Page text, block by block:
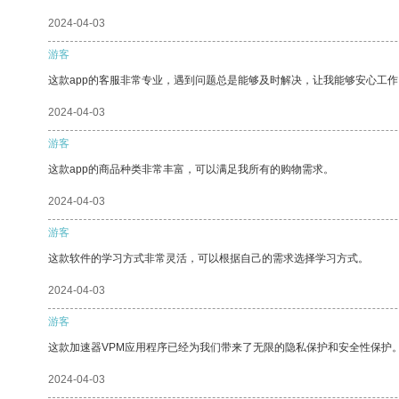
2024-04-03
游客
这款app的客服非常专业，遇到问题总是能够及时解决，让我能够安心工
2024-04-03
游客
这款app的商品种类非常丰富，可以满足我所有的购物需求。
2024-04-03
游客
这款软件的学习方式非常灵活，可以根据自己的需求选择学习方式。
2024-04-03
游客
这款加速器VPM应用程序已经为我们带来了无限的隐私保护和安全性保护
2024-04-03